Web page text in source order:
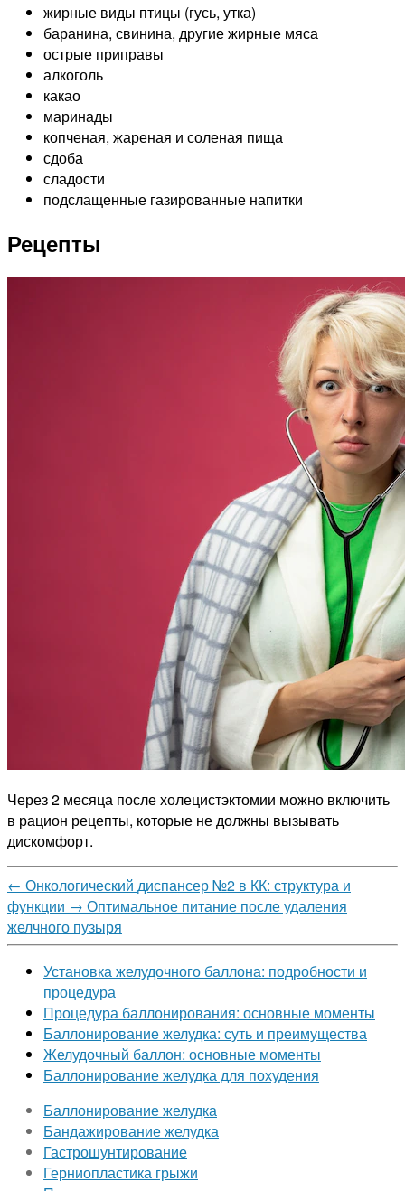
жирные виды птицы (гусь, утка)
баранина, свинина, другие жирные мяса
острые приправы
алкоголь
какао
маринады
копченая, жареная и соленая пища
сдоба
сладости
подслащенные газированные напитки
Рецепты
Через 2 месяца после холецистэктомии можно включить
в рацион рецепты, которые не должны вызывать
дискомфорт.
← Онкологический диспансер №2 в КК: структура и
функции → Оптимальное питание после удаления
желчного пузыря
Установка желудочного баллона: подробности и
процедура
Процедура баллонирования: основные моменты
Баллонирование желудка: суть и преимущества
Желудочный баллон: основные моменты
Баллонирование желудка для похудения
Баллонирование желудка
Бандажирование желудка
Гастрошунтирование
Герниопластика грыжи